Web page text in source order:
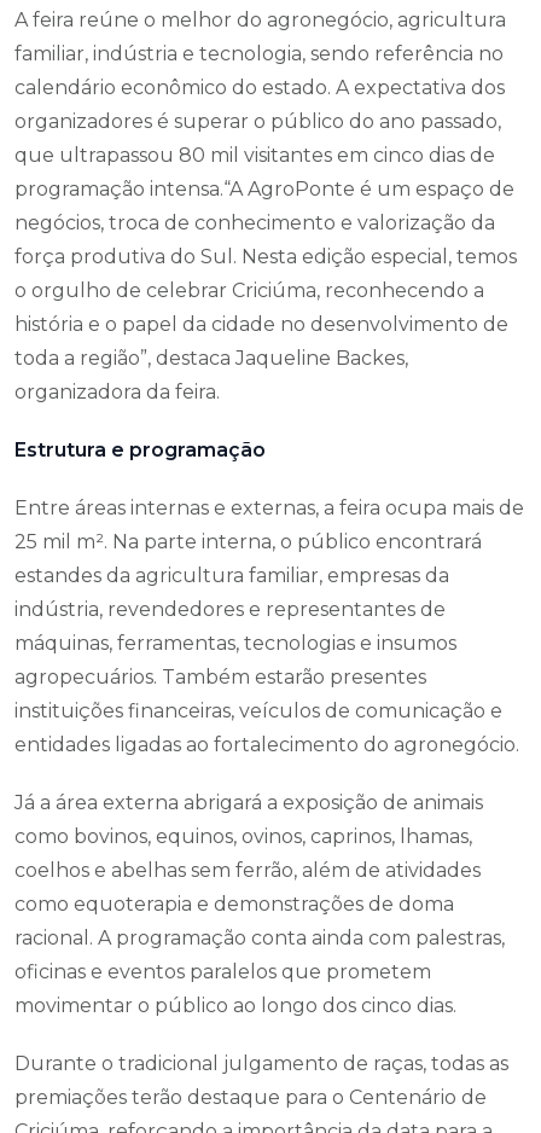
A feira reúne o melhor do agronegócio, agricultura
familiar, indústria e tecnologia, sendo referência no
calendário econômico do estado. A expectativa dos
organizadores é superar o público do ano passado,
que ultrapassou 80 mil visitantes em cinco dias de
programação intensa.“A AgroPonte é um espaço de
negócios, troca de conhecimento e valorização da
força produtiva do Sul. Nesta edição especial, temos
o orgulho de celebrar Criciúma, reconhecendo a
história e o papel da cidade no desenvolvimento de
toda a região”, destaca Jaqueline Backes,
organizadora da feira.
Estrutura e programação
Entre áreas internas e externas, a feira ocupa mais de
25 mil m². Na parte interna, o público encontrará
estandes da agricultura familiar, empresas da
indústria, revendedores e representantes de
máquinas, ferramentas, tecnologias e insumos
agropecuários. Também estarão presentes
instituições financeiras, veículos de comunicação e
entidades ligadas ao fortalecimento do agronegócio.
Já a área externa abrigará a exposição de animais
como bovinos, equinos, ovinos, caprinos, lhamas,
coelhos e abelhas sem ferrão, além de atividades
como equoterapia e demonstrações de doma
racional. A programação conta ainda com palestras,
oficinas e eventos paralelos que prometem
movimentar o público ao longo dos cinco dias.
Durante o tradicional julgamento de raças, todas as
premiações terão destaque para o Centenário de